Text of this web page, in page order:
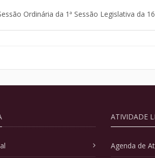
Ordinária da 1ª Sessão Legislativa da
ATIVIDADE
Agenda de